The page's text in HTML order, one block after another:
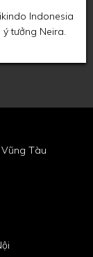
Indonesia
ý tưởng Neira.
Tàu